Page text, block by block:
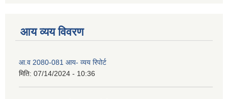
आय व्यय विवरण
आ.व 2080-081 आय- व्यय रिपोर्ट
मिति: 07/14/2024 - 10:36